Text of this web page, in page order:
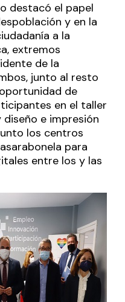
destacó el papel
y en la
a la
extremos
de la
junto al resto
de
en el taller
e impresión
los centros
para
entre los y las